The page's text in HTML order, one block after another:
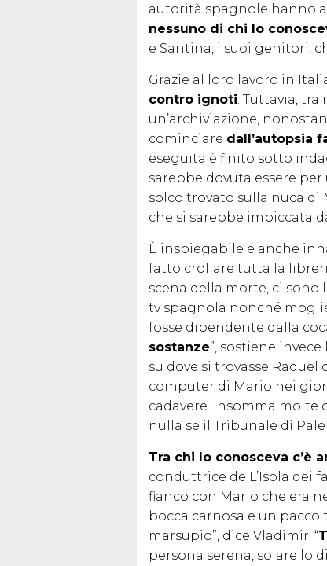
autorità spagnole hanno
nessuno di chi lo
e Santina, i suoi genitori,
Grazie al loro lavoro in
contro ignoti . Tuttavia,
un’archiviazione,
cominciare dall’autopsia
eseguita è finito sotto
sarebbe dovuta essere
solco trovato sulla nuca
che si sarebbe impiccata
È inspiegabile e anche
fatto crollare tutta la
scena della morte, ci sono
tv spagnola nonché
fosse dipendente dalla
sostanze”, sostiene
su dove si trovasse
computer di Mario nei
cadavere. Insomma molte
nulla se il Tribunale di
Tra chi lo conosceva c’è
conduttrice de L’Isola dei
fianco con Mario che era
bocca carnosa e un pacco
marsupio”, dice Vladimir. “
persona serena, solare lo